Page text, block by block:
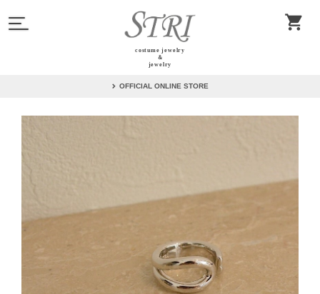
costume jewelry
＆
jewelry
OFFICIAL ONLINE STORE